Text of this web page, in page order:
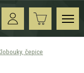
čepice